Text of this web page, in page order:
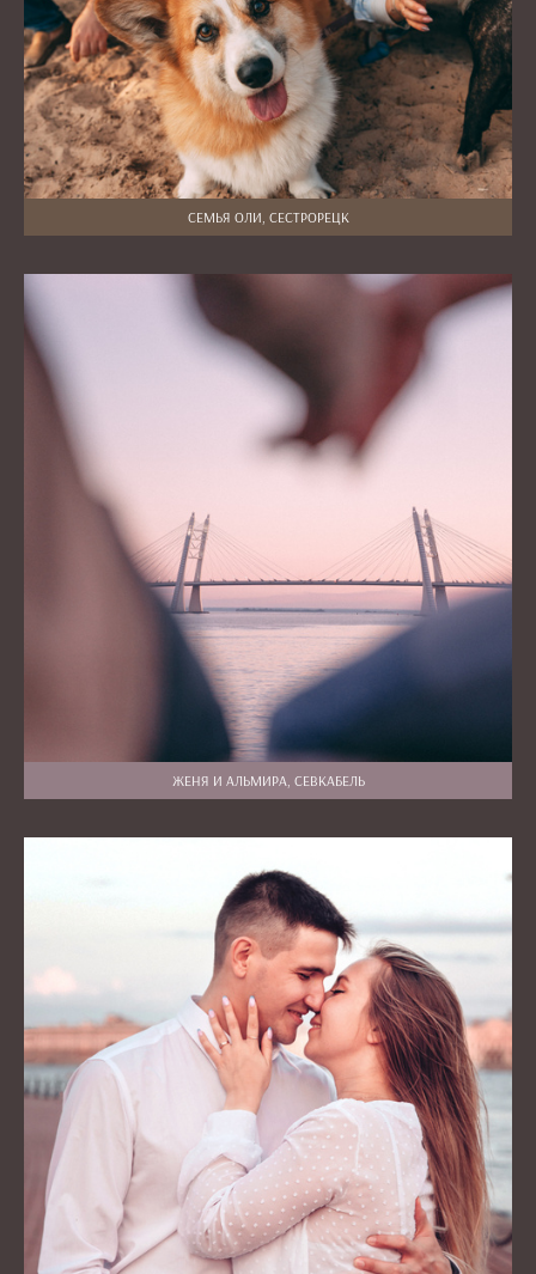
СЕМЬЯ ОЛИ, СЕСТРОРЕЦК
ЖЕНЯ И АЛЬМИРА, СЕВКАБЕЛЬ